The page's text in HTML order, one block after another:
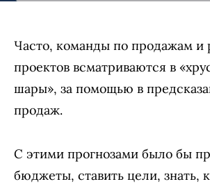
Часто, команды по продажам и
проектов всматриваются в
шары», за помощью в
продаж.
С этими прогнозами было бы
бюджеты, ставить цели, знать,